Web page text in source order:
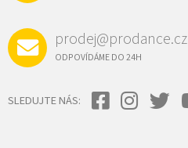
prodej@prodance.cz
ODPOVÍDÁME DO 24H
SLEDUJTE NÁS: